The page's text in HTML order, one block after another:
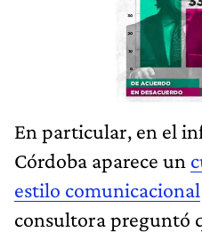
En particular, en el
Córdoba aparece un
estilo comunicacional
consultora preguntó